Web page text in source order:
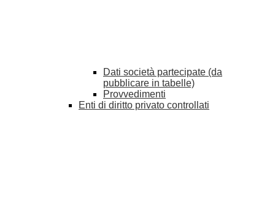
Dati società partecipate (da
pubblicare in tabelle)
Provvedimenti
Enti di diritto privato controllati